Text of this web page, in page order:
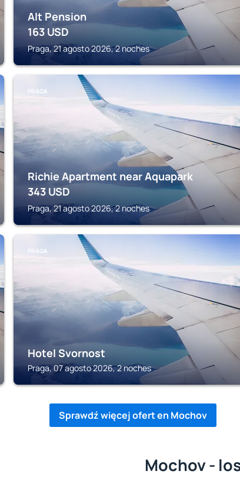
Alt Pension
163 USD
Praga, 21 agosto 2026, 2 noches
PRAGA
Richie Apartment near Aquapark
343 USD
Praga, 21 agosto 2026, 2 noches
PRAGA
Hotel Svornost
Praga, 07 agosto 2026, 2 noches
Sprawdź więcej ofert en Mochov
Mochov -